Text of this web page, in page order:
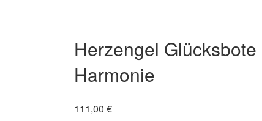
Herzengel Glücksbote
Harmonie
111,00 €